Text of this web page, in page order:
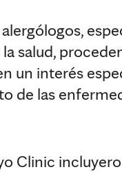
salud,
un interés
de las
Clinic